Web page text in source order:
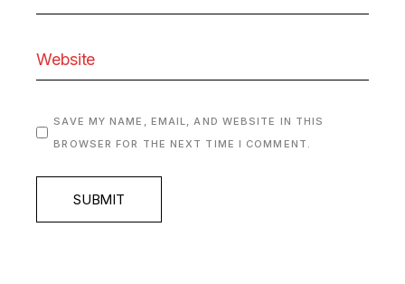
SAVE MY NAME, EMAIL, AND WEBSITE IN THIS
BROWSER FOR THE NEXT TIME I COMMENT.
SUBMIT